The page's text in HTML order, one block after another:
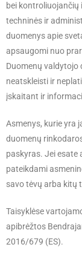
bei
techninės ir
duomenys apie
apsaugomi nuo
Duomenų valdytojo
neatskleisti ir
įskaitant ir
Asmenys, kurie yra
duomenų
paskyras. Jei esate
pateikdami
savo tėvų arba kitų
Taisyklėse
apibrėžtos
2016/679 (ES).